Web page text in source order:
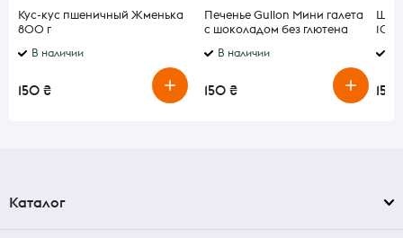
Кус-кус пшеничный Жменька
800 г
В наличии
150 ₴
Печенье Gullon Мини галета
с шоколадом без глютена
В наличии
150 ₴
100г
150
Каталог